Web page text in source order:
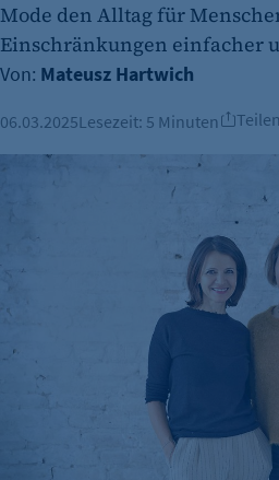
Mode den Alltag für
Einschränkungen einfacher
Von: Mateusz Hartwich
06.03.2025Lesezeit: 5 Minuten Teilen